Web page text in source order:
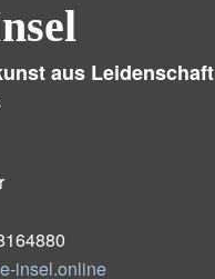
aus Leidenschaft
insel.online